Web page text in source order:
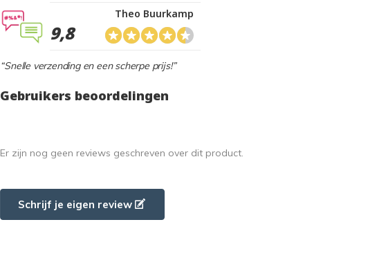
9,8
Theo Buurkamp
“Snelle verzending en een scherpe prijs!”
Gebruikers beoordelingen
Er zijn nog geen reviews geschreven over dit product.
Schrijf je eigen review